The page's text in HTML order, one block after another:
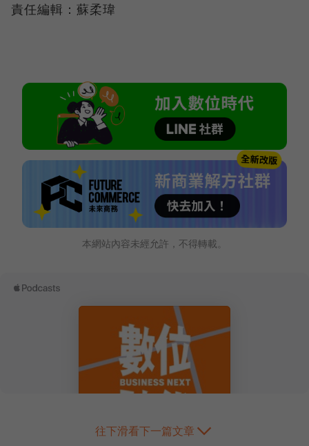
責任編輯：蘇柔瑋
本網站內容未經允許，不得轉載。
往下滑看下一篇文章